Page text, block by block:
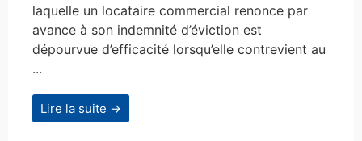
laquelle un locataire commercial renonce par
avance à son indemnité d’éviction est
dépourvue d’efficacité lorsqu’elle contrevient au
...
Lire la suite →